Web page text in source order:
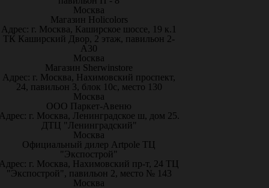
Москва
Магазин Holicolors
Адрес: г. Москва, Каширское шоссе, 19 к.1
ТК Каширский Двор, 2 этаж, павильон 2-
А30
Москва
Магазин Sherwinstore
Адрес: г. Москва, Нахимовский проспект,
24, павильон 3, блок 10с, место 130
Москва
ООО Паркет-Авeню
г. Москва, Ленинградское ш, дом 25.
ДТЦ "Ленинградский"
Москва
Официальный дилер Artpole ТЦ
"Экспострой"
г. Москва, Нахимовский пр-т, 24 ТЦ
"Экспострой", павильон 2, место № 143
Москва